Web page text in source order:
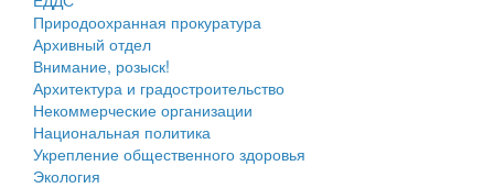
Природоохранная прокуратура
Архивный отдел
Внимание, розыск!
Архитектура и градостроительство
Некоммерческие организации
Национальная политика
Укрепление общественного здоровья
Экология